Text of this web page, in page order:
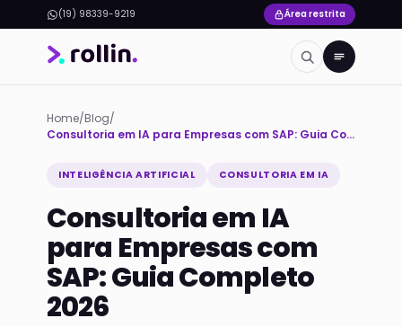
(19) 98339-9219 Área restrita
Home/Blog/
Consultoria em IA para Empresas com SAP: Guia Completo 2026
INTELIGÊNCIA ARTIFICIAL CONSULTORIA EM IA
Consultoria em IA
para Empresas com
SAP: Guia Completo
2026